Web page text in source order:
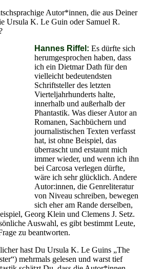
Autor*innen, die aus Deiner
Ursula K. Le Guin oder Samuel R.
Hannes Riffel: Es dürfte sich
herumgesprochen haben, dass
ich ein Dietmar Dath für den
vielleicht bedeutendsten
Schriftsteller des letzten
Vierteljahrhunderts halte,
innerhalb und außerhalb der
Phantastik. Was dieser Autor an
Romanen, Sachbüchern und
journalistischen Texten verfasst
hat, ist ohne Beispiel, das
überrascht und erstaunt mich
immer wieder, und wenn ich ihn
bei Carcosa verlegen dürfte,
wäre ich sehr glücklich. Andere
Autor:innen, die Genreliteratur
von Niveau schreiben, bewegen
sich eher am Rande derselben,
Georg Klein und Clemens J. Setz.
Auswahl, es gibt bestimmt Leute,
zu beantworten.
hast Du Ursula K. Le Guins „The
mehrmals gelesen und warst tief